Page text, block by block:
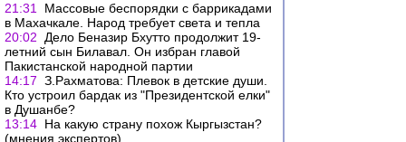
21:31
Массовые беспорядки с баррикадами
в Махачкале. Народ требует света и тепла
20:02
Дело Беназир Бхутто продолжит 19-
летний сын Билавал. Он избран главой
Пакистанской народной партии
14:17 З.Рахматова: Плевок в детские души.
Кто устроил бардак из "Президентской елки"
в Душанбе?
13:14 На какую страну похож Кыргызстан?
(мнения экспертов)